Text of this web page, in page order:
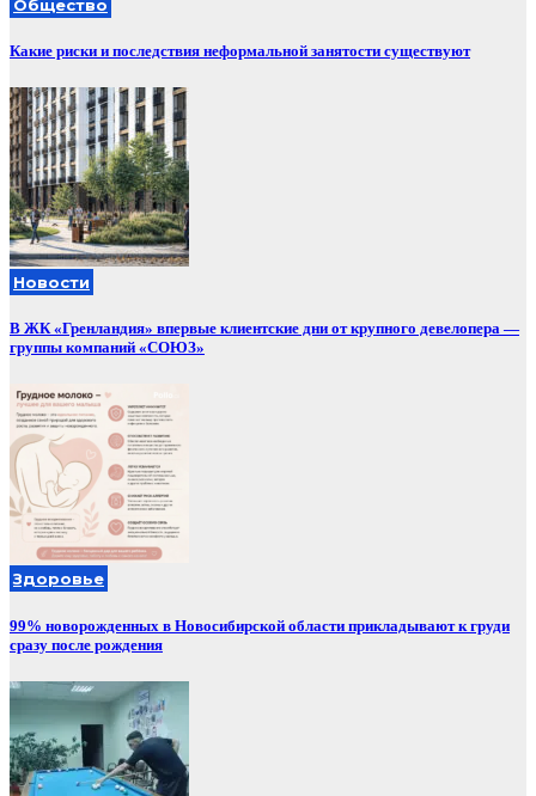
Общество
Какие риски и последствия неформальной занятости существуют
Новости
В ЖК «Гренландия» впервые клиентские дни от крупного девелопера —
группы компаний «СОЮЗ»
Здоровье
99% новорожденных в Новосибирской области прикладывают к груди
сразу после рождения